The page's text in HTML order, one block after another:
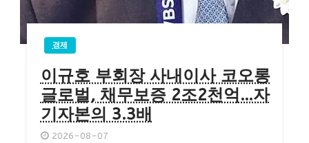
경제
이규호 부회장 사내이사 코오롱
글로벌, 채무보증 2조2천억…자
기자본의 3.3배
2026-08-07